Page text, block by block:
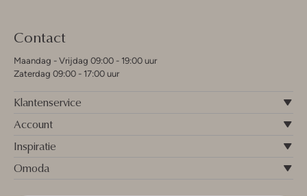
Contact
Maandag - Vrijdag 09:00 - 19:00 uur
Zaterdag 09:00 - 17:00 uur
Klantenservice
Account
Inspiratie
Omoda